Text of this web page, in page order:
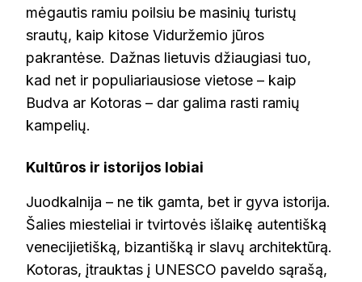
mėgautis ramiu poilsiu be masinių turistų
srautų, kaip kitose Viduržemio jūros
pakrantėse. Dažnas lietuvis džiaugiasi tuo,
kad net ir populiariausiose vietose – kaip
Budva ar Kotoras – dar galima rasti ramių
kampelių.
Kultūros ir istorijos lobiai
Juodkalnija – ne tik gamta, bet ir gyva istorija.
Šalies miesteliai ir tvirtovės išlaikę autentišką
venecijietišką, bizantišką ir slavų architektūrą.
Kotoras, įtrauktas į UNESCO paveldo sąrašą,